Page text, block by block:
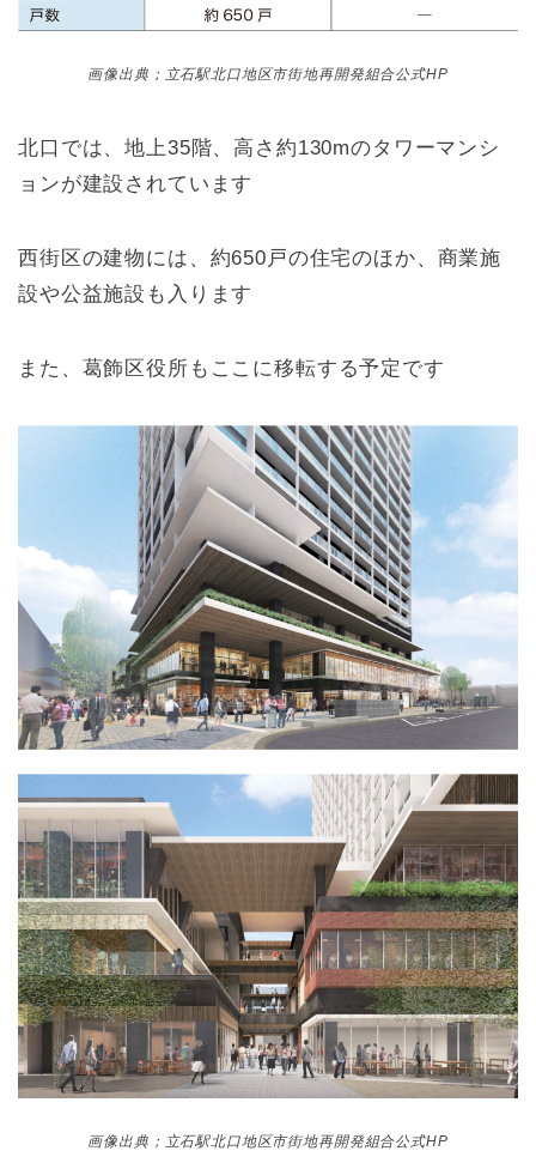
画像出典；立石駅北口地区市街地再開発組合公式HP
北口では、地上35階、高さ約130mのタワーマンシ
ョンが建設されています
西街区の建物には、約650戸の住宅のほか、商業施
設や公益施設も入ります
また、葛飾区役所もここに移転する予定です
画像出典；立石駅北口地区市街地再開発組合公式HP